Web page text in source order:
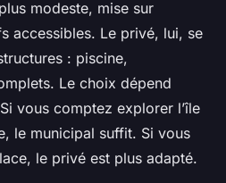
modeste, mise sur
accessibles. Le privé, lui, se
: piscine,
Le choix dépend
vous comptez explorer l’île
le municipal suffit. Si vous
le privé est plus adapté.